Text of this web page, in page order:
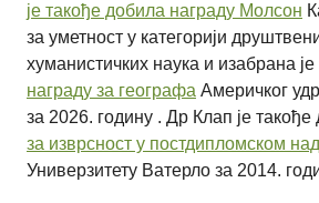
је такође добила награду Молсон
за уметност у категорији
хуманистичких наука и изабрана је
награду за географа Америчког
за 2026. годину . Др Клап је такође
за изврсност у постдипломском
Универзитету Ватерло за 2014.